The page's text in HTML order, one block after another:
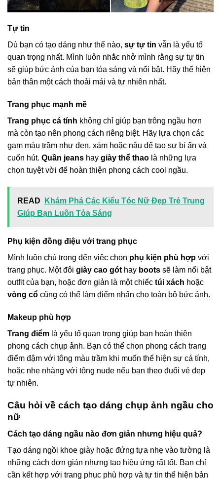
Tự tin
Dù bạn có tạo dáng như thế nào, sự tự tin vẫn là yếu tố
quan trọng nhất. Mình luôn nhắc nhở mình rằng sự tự tin
sẽ giúp bức ảnh của bạn tỏa sáng và nổi bật. Hãy thể hiện
bản thân một cách thoải mái và tự nhiên nhất.
Trang phục mạnh mẽ
Trang phục cá tính không chỉ giúp bạn trông ngầu hơn
mà còn tạo nên phong cách riêng biệt. Hãy lựa chọn các
gam màu trầm như đen, xám hoặc nâu để tạo sự bí ẩn và
cuốn hút. Quần jeans hay giày thể thao là những lựa
chọn tuyệt vời để hoàn thiện phong cách cool ngầu.
READ
Khám Phá Các Kiểu Tóc Nữ Đẹp Trẻ Trung
Giúp Bạn Luôn Tỏa Sáng
Phụ kiện đồng điệu với trang phục
Mình luôn chú trọng đến việc chọn phụ kiện phù hợp với
trang phục. Một đôi giày cao gót hay boots sẽ làm nổi bật
outfit của bạn, hoặc đơn giản là một chiếc túi xách hoặc
vòng cổ cũng có thể làm điểm nhấn cho toàn bộ bức ảnh.
Makeup phù hợp
Trang điểm là yếu tố quan trọng giúp bạn hoàn thiện
phong cách chụp ảnh. Bạn có thể chọn phong cách trang
điểm đậm với tông màu trầm khi muốn thể hiện sự cá tính,
hoặc nhẹ nhàng với tông nude nếu bạn theo đuổi vẻ đẹp
tự nhiên.
Câu hỏi về cách tạo dáng chụp ảnh ngầu cho
nữ
Cách tạo dáng ngầu nào đơn giản nhưng hiệu quả?
Tạo dáng ngồi khoe giày hoặc đứng tựa nhẹ vào tường là
những cách đơn giản nhưng tạo hiệu ứng rất tốt. Bạn chỉ
cần kết hợp với trang phục phù hợp và tự tin thể hiện bản